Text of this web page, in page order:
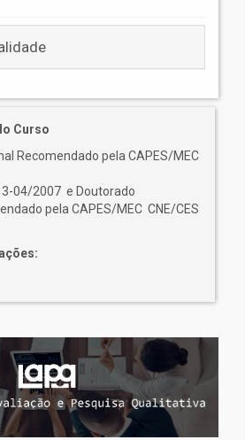
Curso
Recomendado pela CAPES/MEC
04/2007 e Doutorado
pela CAPES/MEC CNE/CES